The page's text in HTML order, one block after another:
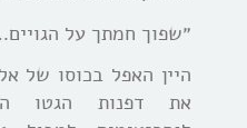
״שפוך חמתך על
היין האפל בכוסו של
את דפנות הגטו